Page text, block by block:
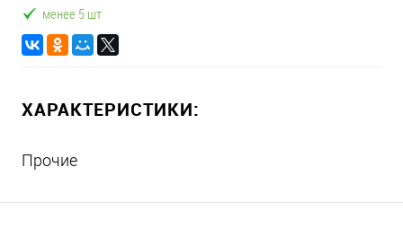
менее 5 шт
ХАРАКТЕРИСТИКИ:
Прочие